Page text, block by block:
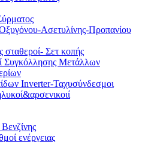
Ασετυλίνης-Προπανίου
σταθεροί- Σετ κοπής
Συγκόλλησης Μετάλλων
Inverter-Ταχυσύνδεσμοι
ενέργειας